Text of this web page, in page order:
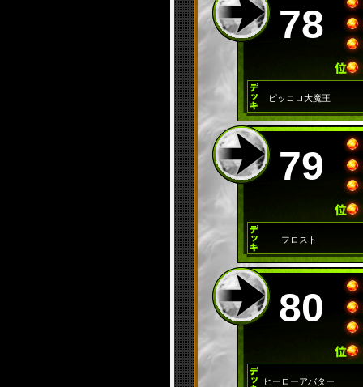
78
ピッコロ大魔王
79
フロスト
80
ヒーローアバター